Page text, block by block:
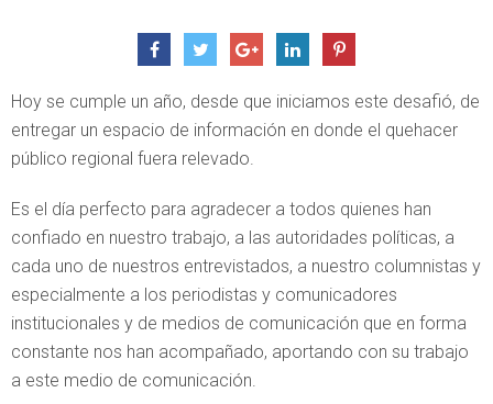
Hoy se cumple un año, desde que iniciamos este desafió, de
entregar un espacio de información en donde el quehacer
público regional fuera relevado.
Es el día perfecto para agradecer a todos quienes han
confiado en nuestro trabajo, a las autoridades políticas, a
cada uno de nuestros entrevistados, a nuestro columnistas y
especialmente a los periodistas y comunicadores
institucionales y de medios de comunicación que en forma
constante nos han acompañado, aportando con su trabajo
a este medio de comunicación.